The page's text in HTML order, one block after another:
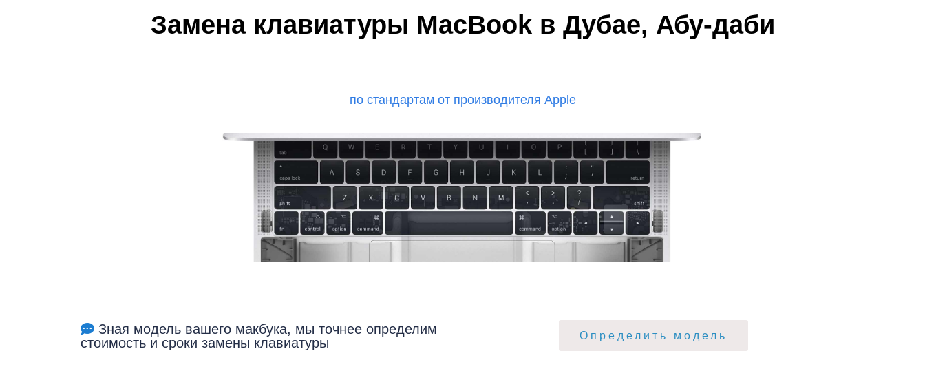
iPad
Замена клавиатуры MacBook в Дубае, Абу-даби
по стандартам от производителя Apple
Зная модель вашего макбука, мы точнее определим
стоимость и сроки замены клавиатуры
Определить модель